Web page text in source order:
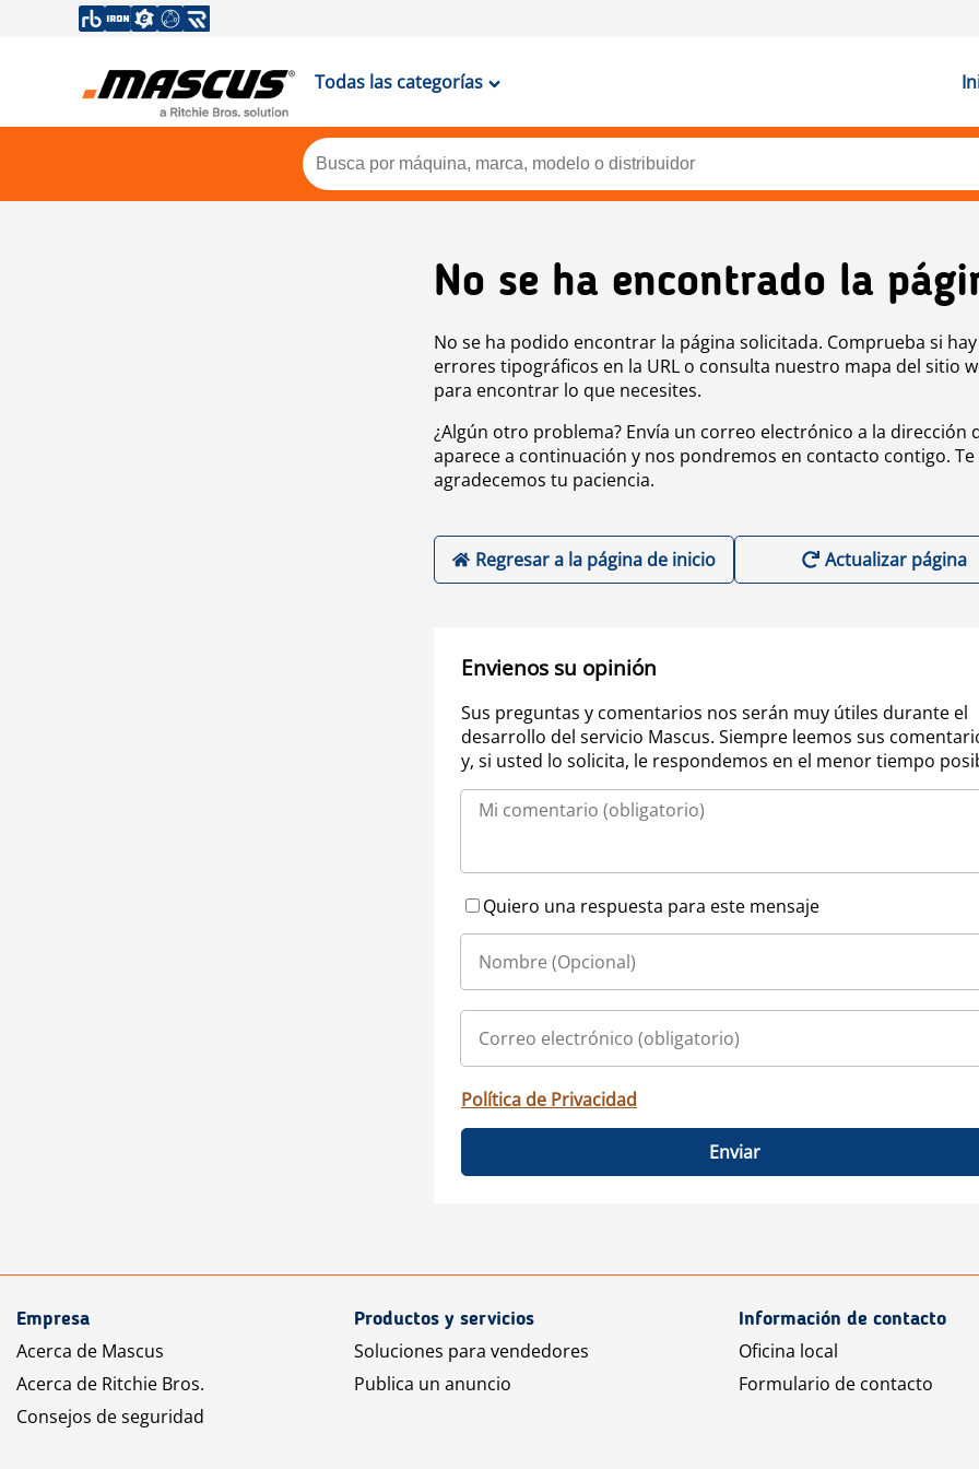
Todas las categorías
No se ha encontrado la
No se ha podido encontrar la página solicitada. Comprueba si hay
errores tipográficos en la URL o consulta nuestro mapa del sitio
para encontrar lo que necesites.
¿Algún otro problema? Envía un correo electrónico a la dirección
aparece a continuación y nos pondremos en contacto contigo. Te
agradecemos tu paciencia.
Regresar a la página de inicio Actualizar página
Envienos su opinión
Sus preguntas y comentarios nos serán muy útiles durante el
desarrollo del servicio Mascus. Siempre leemos sus
y, si usted lo solicita, le respondemos en el menor tiempo
Quiero una respuesta para este mensaje
Política de Privacidad
Enviar
Empresa
Acerca de Mascus
Acerca de Ritchie Bros.
Consejos de seguridad
Productos y servicios
Soluciones para vendedores
Publica un anuncio
Información de contacto
Oficina local
Formulario de contacto